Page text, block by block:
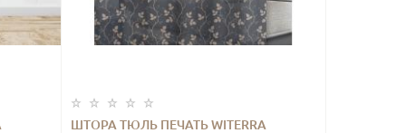
ШТОРА ТЮЛЬ ПЕЧАТЬ WITERRA